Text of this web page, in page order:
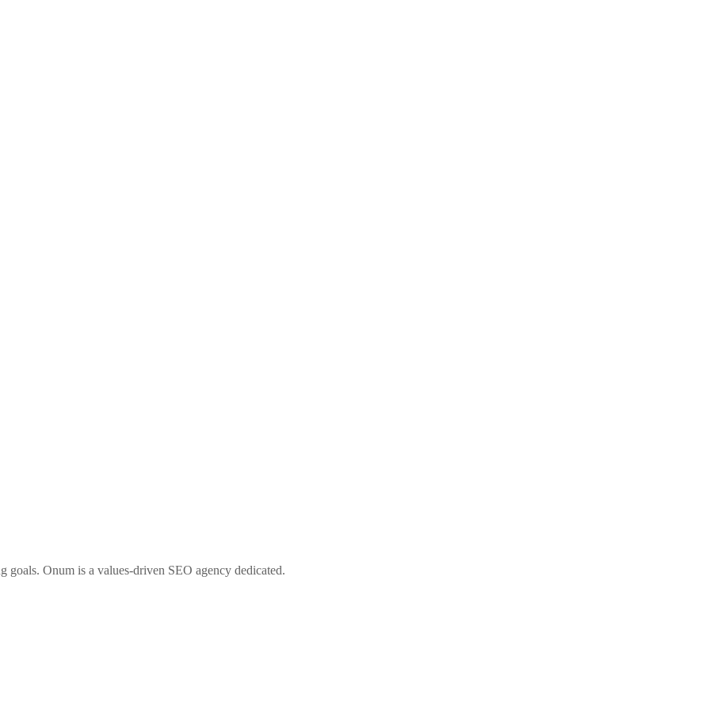
goals. Onum is a values-driven SEO agency dedicated.